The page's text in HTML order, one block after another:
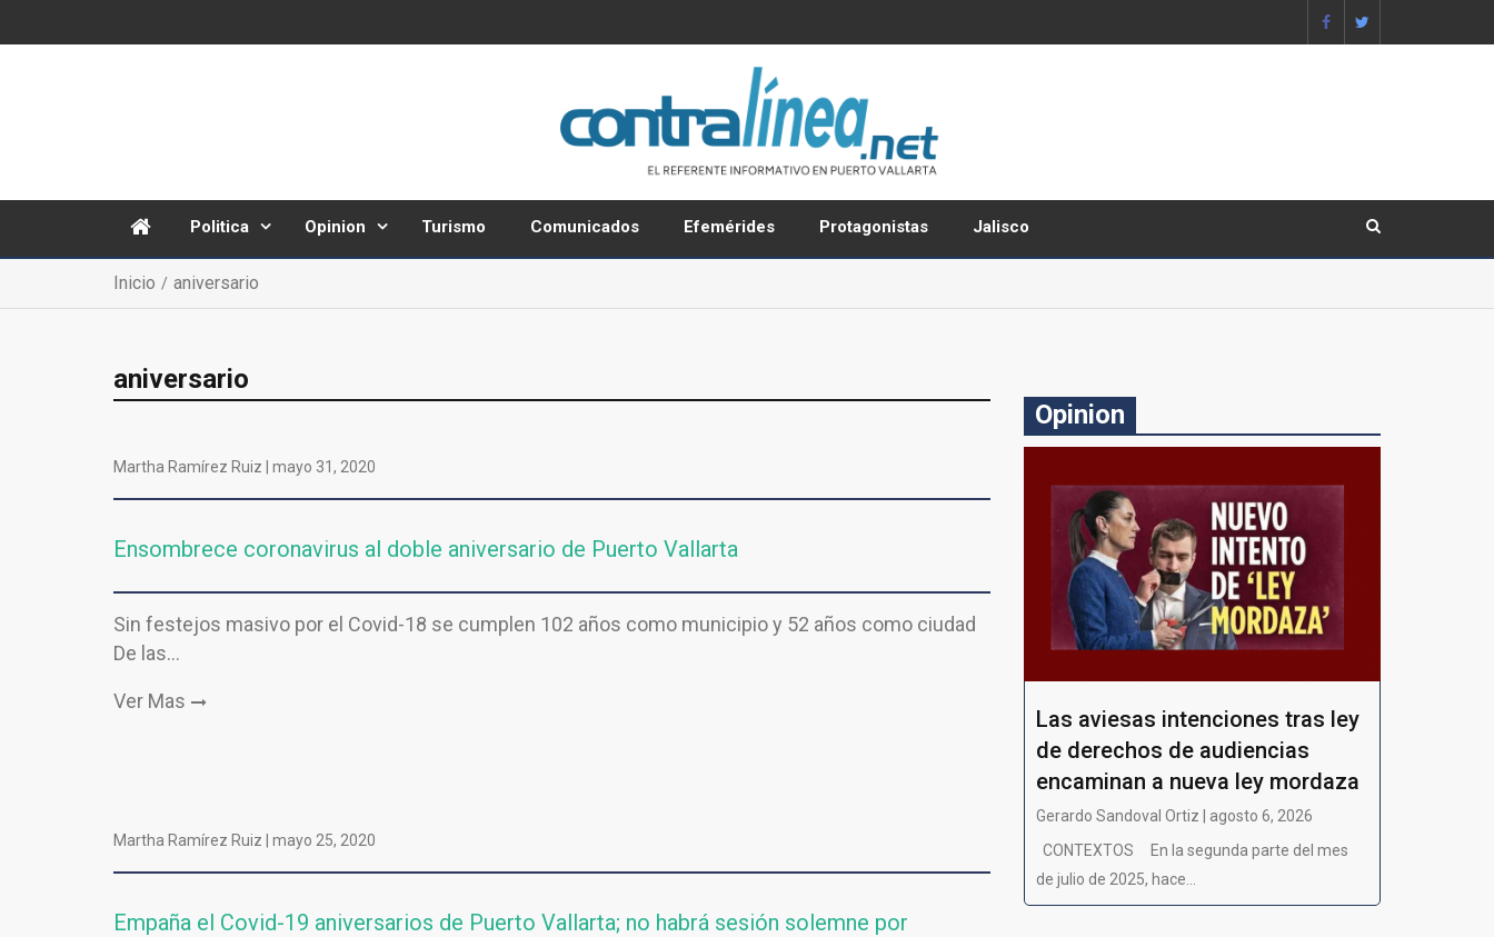
Politica Opinion Turismo Comunicados Efemérides Protagonistas Jalisco
Inicio aniversario
aniversario
Martha Ramírez Ruiz | mayo 31, 2020
Ensombrece coronavirus al doble aniversario de Puerto Vallarta
Sin festejos masivo por el Covid-18 se cumplen 102 años como municipio y 52 años como ciudad
De las…
Ver Mas
Martha Ramírez Ruiz | mayo 25, 2020
Empaña el Covid-19 aniversarios de Puerto Vallarta; no habrá sesión solemne por
Opinion
Las aviesas intenciones tras ley
de derechos de audiencias
encaminan a nueva ley mordaza
Gerardo Sandoval Ortiz | agosto 6, 2026
CONTEXTOS En la segunda parte del mes
de julio de 2025, hace...